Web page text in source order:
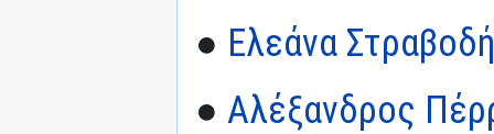
● Ελεάνα
● Αλέξανδρος